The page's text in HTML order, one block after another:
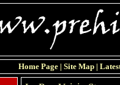
Home Page| Site Map|